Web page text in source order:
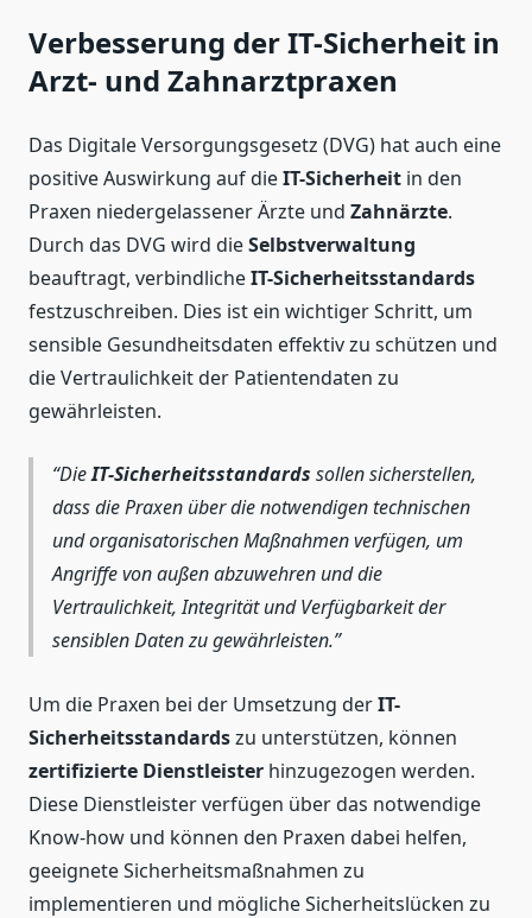
Verbesserung der IT-Sicherheit in
Arzt- und Zahnarztpraxen
Das Digitale Versorgungsgesetz (DVG) hat auch eine
positive Auswirkung auf dieIT-Sicherheit in den
Praxen niedergelassener Ärzte und Zahnärzte.
Durch das DVG wird dieSelbstverwaltung
beauftragt, verbindlicheIT-Sicherheitsstandards
festzuschreiben. Dies ist ein wichtiger Schritt, um
sensible Gesundheitsdaten effektiv zu schützen und
die Vertraulichkeit der Patientendaten zu
gewährleisten.
DieIT-Sicherheitsstandards sollen sicherstellen,
dass die Praxen über die notwendigen technischen
und organisatorischen Maßnahmen verfügen, um
Angriffe von außen abzuwehren und die
Vertraulichkeit, Integrität und Verfügbarkeit der
sensiblen Daten zu gewährleisten.
Um die Praxen bei der Umsetzung derIT-
Sicherheitsstandardszu unterstützen, können
zertifizierte Dienstleister hinzugezogen werden.
Diese Dienstleister verfügen über das notwendige
Know-how und können den Praxen dabei helfen,
geeignete Sicherheitsmaßnahmen zu
implementieren und mögliche Sicherheitslücken zu